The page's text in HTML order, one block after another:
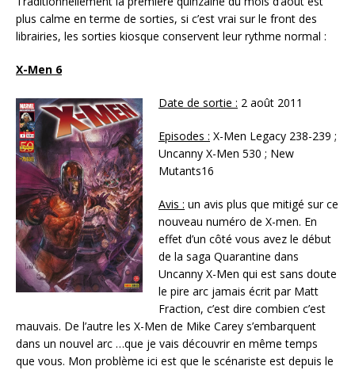
plus calme en terme de sorties, si c’est vrai sur le front des
librairies, les sorties kiosque conservent leur rythme normal :
X-Men 6
Date de sortie : 2 août 2011
Episodes : X-Men Legacy 238-239 ;
Uncanny X-Men 530 ; New
Mutants16
Avis : un avis plus que mitigé sur ce
nouveau numéro de X-men. En
effet d’un côté vous avez le début
de la saga Quarantine dans
Uncanny X-Men qui est sans doute
le pire arc jamais écrit par Matt
Fraction, c’est dire combien c’est
mauvais. De l’autre les X-Men de Mike Carey s’embarquent
dans un nouvel arc …que je vais découvrir en même temps
que vous. Mon problème ici est que le scénariste est depuis le